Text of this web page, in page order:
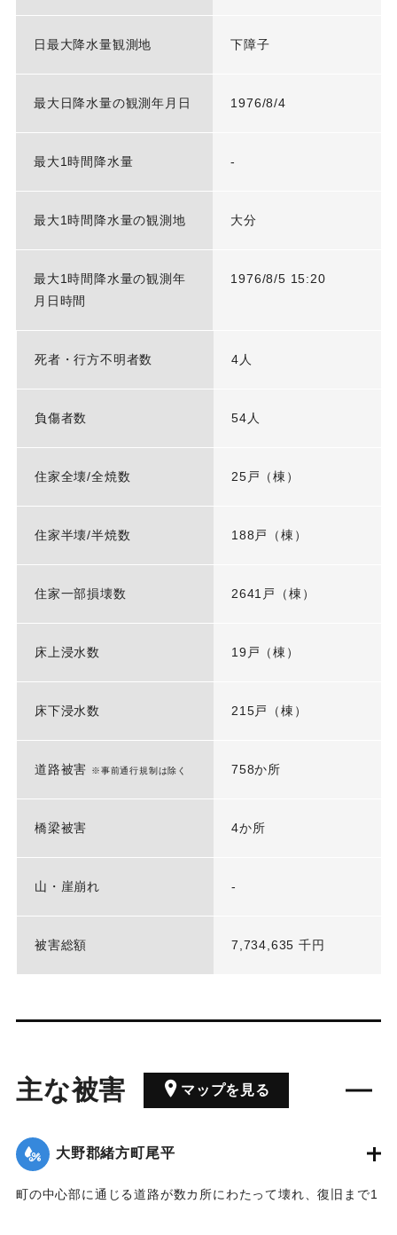
日最大降水量観測地 下障子
最大日降水量の観測年月日 1976/8/4
最大1時間降水量 -
最大1時間降水量の観測地 大分
最大1時間降水量の観測年
月日時間
1976/8/5 15:20
死者・行方不明者数 4人
負傷者数 54人
住家全壊/全焼数 25戸（棟）
住家半壊/半焼数 188戸（棟）
住家一部損壊数 2641戸（棟）
床上浸水数 19戸（棟）
床下浸水数 215戸（棟）
道路被害 ※事前通行規制は除く 758か所
橋梁被害 4か所
山・崖崩れ -
被害総額 7,734,635 千円
主な被害 マップを見る
大野郡緒方町尾平
町の中心部に通じる道路が数カ所にわたって壊れ、復旧まで1